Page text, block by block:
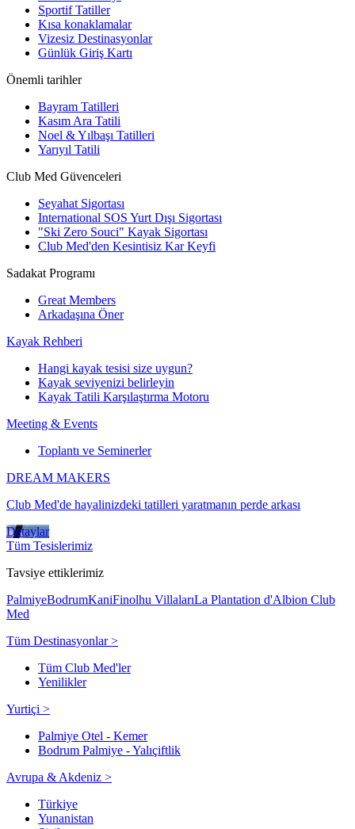
Sportif Tatiller
Kısa konaklamalar
Vizesiz Destinasyonlar
Günlük Giriş Kartı
Önemli tarihler
Bayram Tatilleri
Kasım Ara Tatili
Noel & Yılbaşı Tatilleri
Yarıyıl Tatili
Club Med Güvenceleri
Seyahat Sigortası
International SOS Yurt Dışı Sigortası
"Ski Zero Souci" Kayak Sigortası
Club Med'den Kesintisiz Kar Keyfi
Sadakat Programı
Great Members
Arkadaşına Öner
Kayak Rehberi
Hangi kayak tesisi size uygun?
Kayak seviyenizi belirleyin
Kayak Tatili Karşılaştırma Motoru
Meeting & Events
Toplantı ve Seminerler
DREAM MAKERS
Club Med'de hayalinizdeki tatilleri yaratmanın perde arkası
Detaylar
Tüm Tesislerimiz
Tavsiye ettiklerimiz
PalmiyeBodrumKaniFinolhu VillalarıLa Plantation d'Albion Club
Med
Tüm Destinasyonlar >
Tüm Club Med'ler
Yenilikler
Yurtiçi >
Palmiye Otel - Kemer
Bodrum Palmiye - Yalıçiftlik
Avrupa & Akdeniz >
Türkiye
Yunanistan